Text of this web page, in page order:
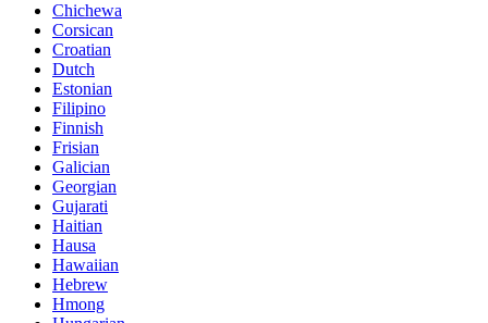
Chichewa
Corsican
Croatian
Dutch
Estonian
Filipino
Finnish
Frisian
Galician
Georgian
Gujarati
Haitian
Hausa
Hawaiian
Hebrew
Hmong